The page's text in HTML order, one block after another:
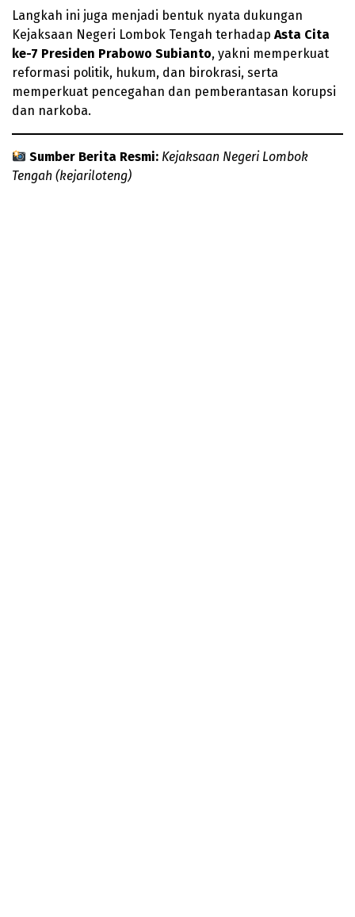
Langkah ini juga menjadi bentuk nyata dukungan
Kejaksaan Negeri Lombok Tengah terhadap Asta Cita
ke-7 Presiden Prabowo Subianto, yakni memperkuat
reformasi politik, hukum, dan birokrasi, serta
memperkuat pencegahan dan pemberantasan korupsi
dan narkoba.
Sumber Berita Resmi: Kejaksaan Negeri Lombok
Tengah (kejariloteng)